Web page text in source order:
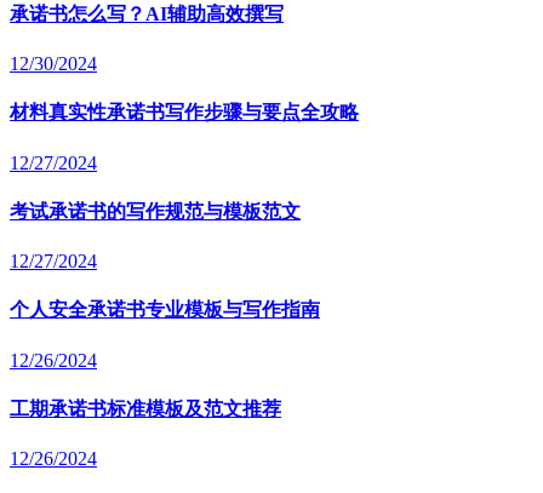
承诺书怎么写？AI辅助高效撰写
12/30/2024
材料真实性承诺书写作步骤与要点全攻略
12/27/2024
考试承诺书的写作规范与模板范文
12/27/2024
个人安全承诺书专业模板与写作指南
12/26/2024
工期承诺书标准模板及范文推荐
12/26/2024